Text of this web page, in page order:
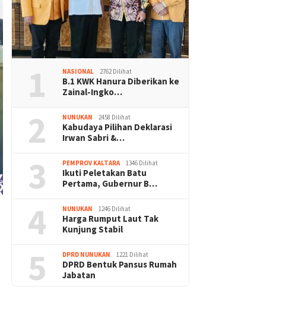
1 NASIONAL 2762 Dilihat
B.1 KWK Hanura Diberikan ke
Zainal-Ingko…
2 NUNUKAN 2458 Dilihat
Kabudaya Pilihan Deklarasi
Irwan Sabri &…
3 PEMPROV KALTARA 1346 Dilihat
Ikuti Peletakan Batu
Pertama, Gubernur B…
4 NUNUKAN 1246 Dilihat
Harga Rumput Laut Tak
Kunjung Stabil
5 DPRD NUNUKAN 1221 Dilihat
DPRD Bentuk Pansus Rumah
Jabatan